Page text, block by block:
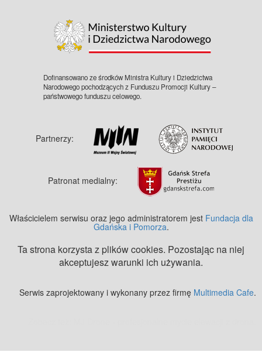
Dofinansowano ze środków Ministra Kultury i Dziedzictwa
Narodowego pochodzących z Funduszu Promocji Kultury –
państwowego funduszu celowego.
Partnerzy:
Patronat medialny:
Właścicielem serwisu oraz jego administratorem jest Fundacja dla
Gdańska i Pomorza.
Ta strona korzysta z plików cookies. Pozostając na niej
akceptujesz warunki ich używania.
Serwis zaprojektowany i wykonany przez firmę Multimedia Cafe.